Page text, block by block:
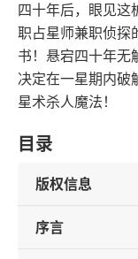
四十年后，眼见这
职占星师兼职侦探
书！悬宕四十年无
决定在一星期内破
星术杀人魔法！
目录
版权信息
序言